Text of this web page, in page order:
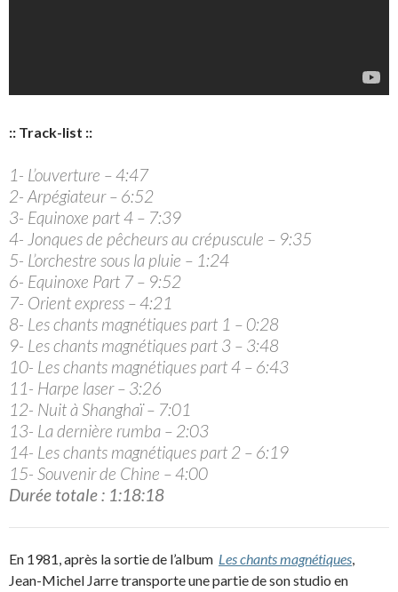
:: Track-list ::
1- L’ouverture – 4:47
2- Arpégiateur – 6:52
3- Equinoxe part 4 – 7:39
4- Jonques de pêcheurs au crépuscule – 9:35
5- L’orchestre sous la pluie – 1:24
6- Equinoxe Part 7 – 9:52
7- Orient express – 4:21
8- Les chants magnétiques part 1 – 0:28
9- Les chants magnétiques part 3 – 3:48
10- Les chants magnétiques part 4 – 6:43
11- Harpe laser – 3:26
12- Nuit à Shanghaï – 7:01
13- La dernière rumba – 2:03
14- Les chants magnétiques part 2 – 6:19
15- Souvenir de Chine – 4:00
Durée totale : 1:18:18
En 1981, après la sortie de l’album Les chants magnétiques,
Jean-Michel Jarre transporte une partie de son studio en